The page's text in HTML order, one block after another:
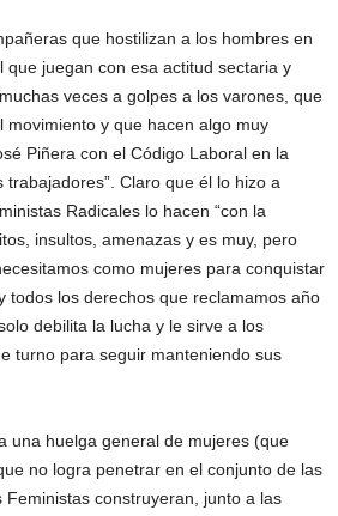
que hostilizan a los hombres en
que juegan con esa actitud sectaria y
veces a golpes a los varones, que
movimiento y que hacen algo muy
Piñera con el Código Laboral en la
trabajadores”. Claro que él lo hizo a
Radicales lo hacen “con la
insultos, amenazas y es muy, pero
como mujeres para conquistar
todos los derechos que reclamamos año
debilita la lucha y le sirve a los
turno para seguir manteniendo sus
una huelga general de mujeres (que
no logra penetrar en el conjunto de las
Feministas construyeran, junto a las